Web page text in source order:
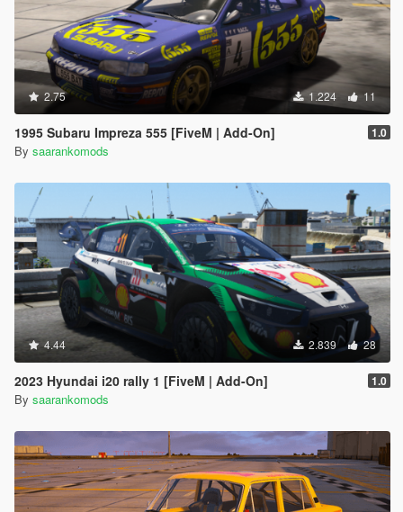
2.75 1.224 11
1995 Subaru Impreza 555 [FiveM | Add-On] 1.0
By saarankomods
4.44 2.839 28
2023 Hyundai i20 rally 1 [FiveM | Add-On] 1.0
By saarankomods